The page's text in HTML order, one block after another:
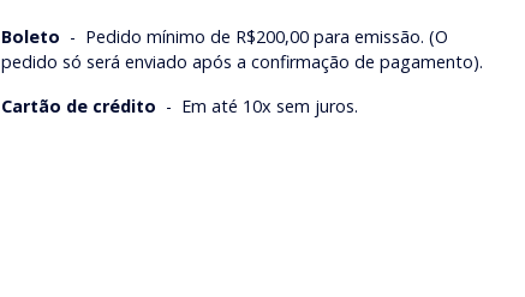
Boleto - Pedido mínimo de R$200,00 para emissão. (O
pedido só será enviado após a confirmação de pagamento).
Cartão de crédito - Em até 10x sem juros.